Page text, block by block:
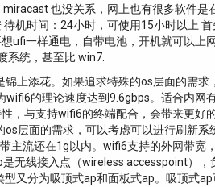
也没关系，网上也有很多软件
机时间：24小时，可使用15小时以上
ufi一样通电，自带电池，开机就可以上
系统，甚至比 win7.
上添花。如果追求特殊的os层面的需
的理论速度达到9.6gbps。适合内网
与支持wifi6的终端配合，会带来更好
层面的需求，可以考虑可以进行刷新系
流还在1g以内。wifi6支持的外网带宽
无线接入点（wireless accesspoint）
又分为吸顶式ap和面板式ap。吸顶式